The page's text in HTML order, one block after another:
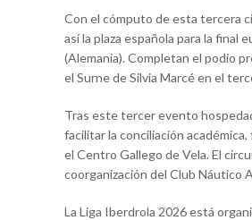
Con el cómputo de esta tercera
así la plaza española para la final
(Alemania). Completan el podio
el Surne de Silvia Marcé en el
Tras este tercer evento
facilitar la conciliación
el Centro Gallego de Vela. El
coorganización del Club Náutico
La Liga Iberdrola 2026 está